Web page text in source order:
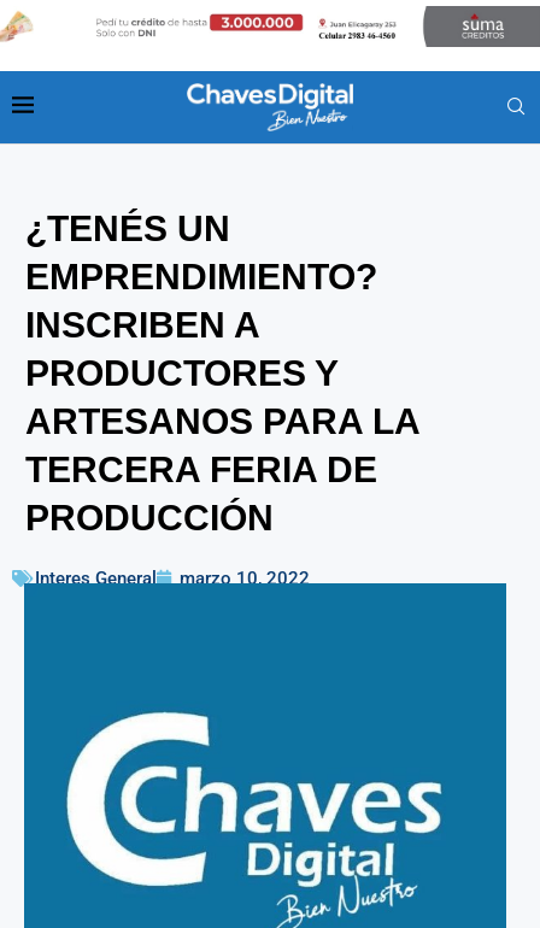
¿TENÉS UN
EMPRENDIMIENTO?
INSCRIBEN A
PRODUCTORES Y
ARTESANOS PARA LA
TERCERA FERIA DE
PRODUCCIÓN
Interes General marzo 10, 2022